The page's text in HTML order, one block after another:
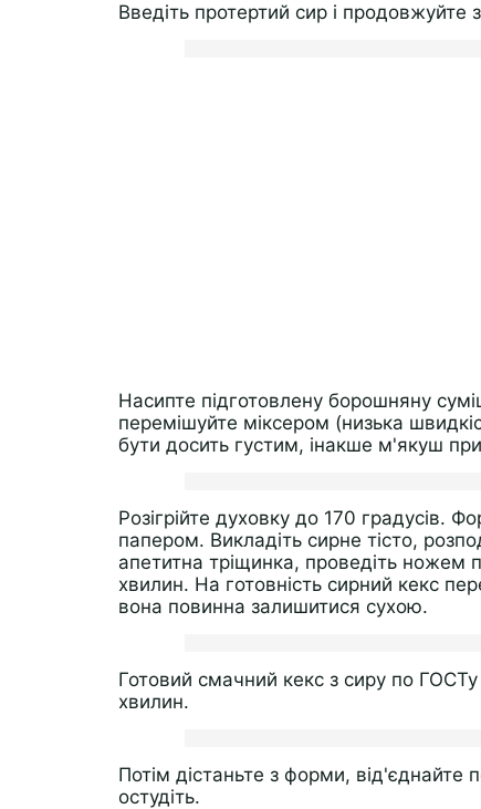
Введіть протертий сир і продовжуйте
Насипте підготовлену борошняну
перемішуйте міксером (низька
бути досить густим, інакше м'якуш
Розігрійте духовку до 170 градусів.
папером. Викладіть сирне тісто,
апетитна тріщинка, проведіть ножем
хвилин. На готовність сирний кекс
вона повинна залишитися сухою.
Готовий смачний кекс з сиру по
хвилин.
Потім дістаньте з форми, від'єднайте
остудіть.